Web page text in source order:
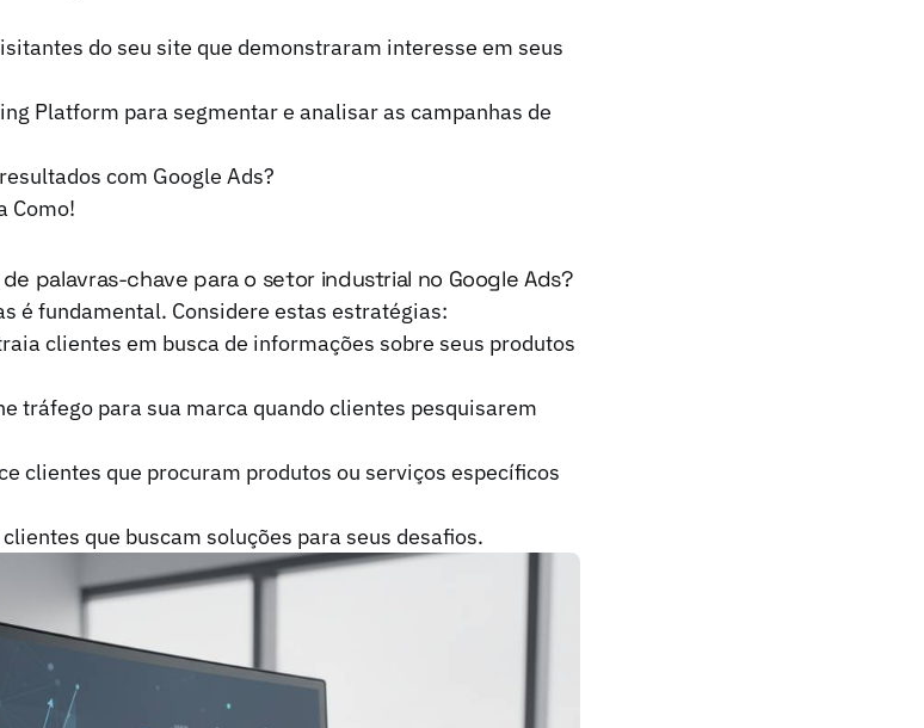
do seu site que demonstraram interesse em seus
Platform para segmentar e analisar as campanhas de
com Google Ads?
Como!
palavras-chave para o setor industrial no Google Ads?
é fundamental. Considere estas estratégias:
clientes em busca de informações sobre seus produtos
tráfego para sua marca quando clientes pesquisarem
clientes que procuram produtos ou serviços específicos
que buscam soluções para seus desafios.